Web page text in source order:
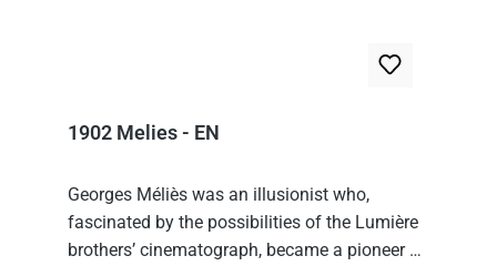
1902 Melies - EN
Georges Méliès was an illusionist who,
fascinated by the possibilities of the Lumière
brothers’ cinematograph, became a pioneer of